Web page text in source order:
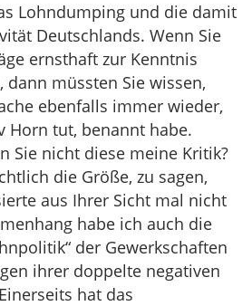
Lohndumping und die damit
Deutschlands. Wenn Sie
ernsthaft zur Kenntnis
müssten Sie wissen,
ebenfalls immer wieder,
Horn tut, benannt habe.
Sie nicht diese meine Kritik?
die Größe, zu sagen,
aus Ihrer Sicht mal nicht
habe ich auch die
der Gewerkschaften
ihrer doppelte negativen
hat das